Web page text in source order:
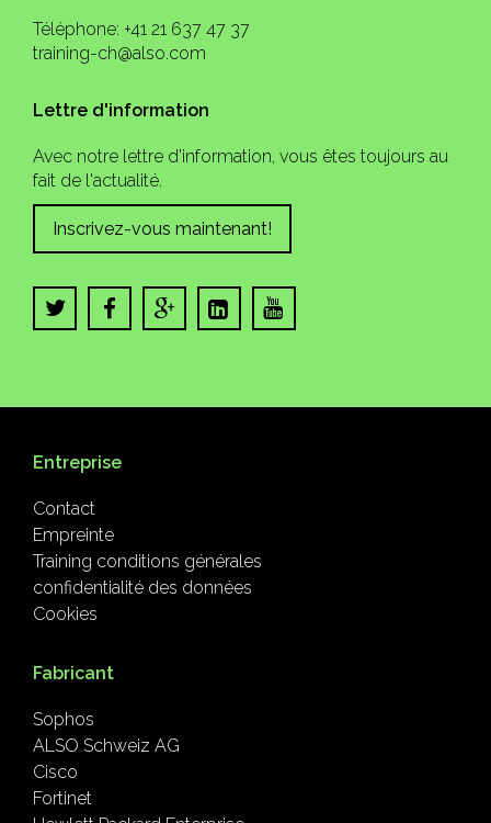
Téléphone: +41 21 637 47 37
training-ch@also.com
Lettre d'information
Avec notre lettre d'information, vous êtes toujours au
fait de l'actualité.
Inscrivez-vous maintenant!
Entreprise
Contact
Empreinte
Training conditions générales
confidentialité des données
Cookies
Fabricant
Sophos
ALSO Schweiz AG
Cisco
Fortinet